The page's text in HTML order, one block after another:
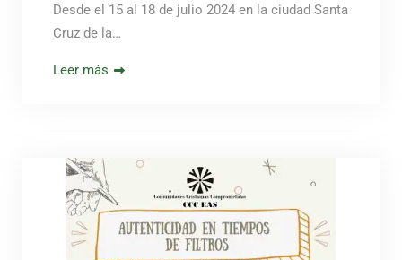
Desde el 15 al 18 de julio 2024 en la ciudad Santa
Cruz de la…
Leer más